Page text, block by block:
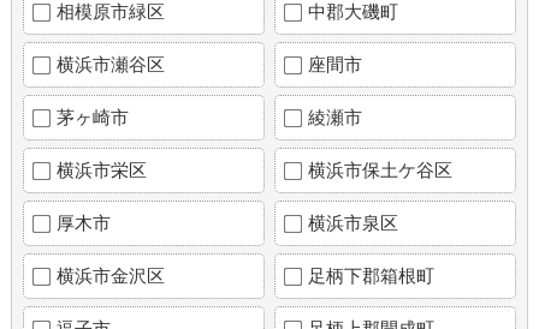
相模原市緑区 中郡大磯町
横浜市瀬谷区 座間市
茅ヶ崎市 綾瀬市
横浜市栄区 横浜市保土ケ谷区
厚木市 横浜市泉区
横浜市金沢区 足柄下郡箱根町